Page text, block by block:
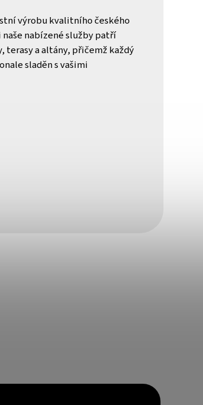
výrobu kvalitního českého
nabízené služby patří
a altány, přičemž každý
sladěn s vašimi